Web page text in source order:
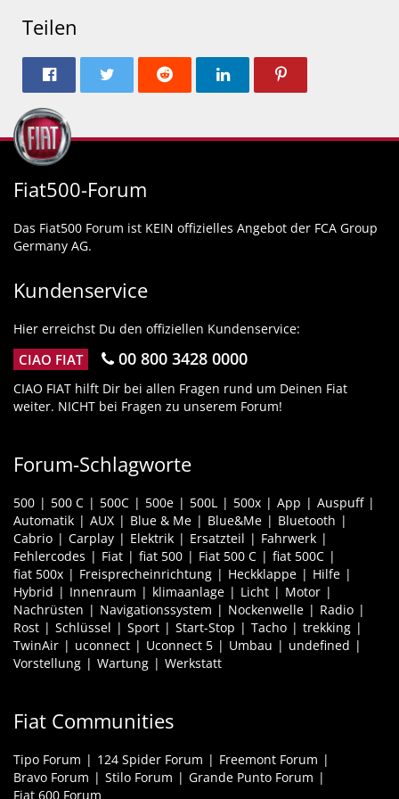
Teilen
Fiat500-Forum
Das Fiat500 Forum ist KEIN offizielles Angebot der FCA Group
Germany AG.
Kundenservice
Hier erreichst Du den offiziellen Kundenservice:
CIAO FIAT 00 800 3428 0000
CIAO FIAT hilft Dir bei allen Fragen rund um Deinen Fiat
weiter. NICHT bei Fragen zu unserem Forum!
Forum-Schlagworte
500 500 C 500C 500e 500L 500x App
Auspuff
Automatik
AUX Blue & Me Blue&Me
Bluetooth
Cabrio
Carplay Elektrik Ersatzteil
Fahrwerk
Fehlercodes
Fiat fiat 500 Fiat 500 C
fiat 500C
fiat 500x
Freisprecheinrichtung Heckklappe
Hilfe
Hybrid
Innenraum klimaanlage Licht
Motor
Nachrüsten
Navigationssystem Nockenwelle
Radio
Rost
Schlüssel Sport Start-Stop Tacho
trekking
TwinAir
uconnect Uconnect 5 Umbau
undefined
Vorstellung
Wartung Werkstatt
Fiat Communities
Tipo Forum 124 Spider Forum
Freemont Forum
Bravo Forum
Stilo Forum
Grande Punto Forum
Fiat 600 Forum